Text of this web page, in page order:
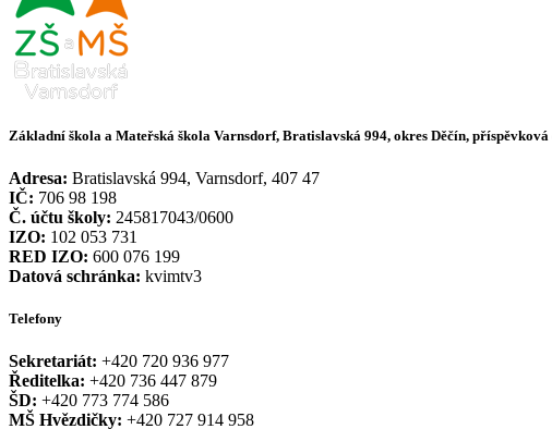
Základní škola a Mateřská škola Varnsdorf, Bratislavská 994, okres Děčín,
Adresa: Bratislavská 994, Varnsdorf, 407 47
IČ: 706 98 198
Č. účtu školy: 245817043/0600
IZO: 102 053 731
RED IZO: 600 076 199
Datová schránka: kvimtv3
Telefony
Sekretariát: +420 720 936 977
Ředitelka: +420 736 447 879
ŠD: +420 773 774 586
MŠ Hvězdičky: +420 727 914 958